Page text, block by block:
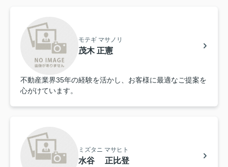
モテギ マサノリ
茂木 正憲
不動産業界35年の経験を活かし、お客様に最適なご提案を
心がけています。
ミズタニ マサヒト
水谷 正比登